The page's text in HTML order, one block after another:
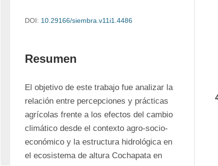
DOI: 10.29166/siembra.v11i1.4486
Resumen
El objetivo de este trabajo fue analizar la
relación entre percepciones y prácticas
agrícolas frente a los efectos del cambio
climático desde el contexto agro-socio-
económico y la estructura hidrológica en
el ecosistema de altura Cochapata en